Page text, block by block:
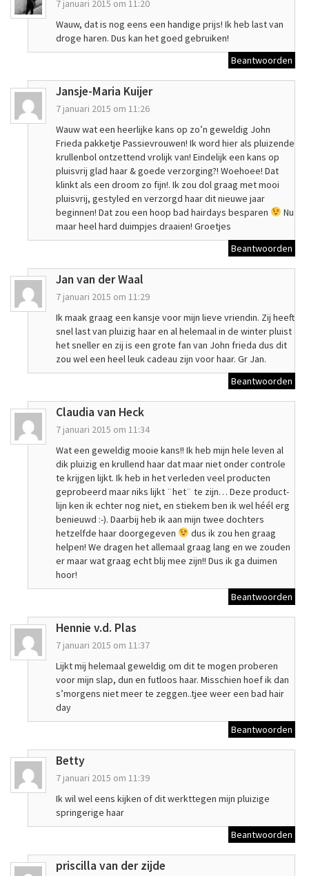
7 januari 2015 om 11:20
Wauw, dat is nog eens een handige prijs! Ik heb last van
droge haren. Dus kan het goed gebruiken!
Beantwoorden
Jansje-Maria Kuijer
7 januari 2015 om 11:26
Wauw wat een heerlijke kans op zo’n geweldig John
Frieda pakketje Passievrouwen! Ik word hier als pluizende
krullenbol ontzettend vrolijk van! Eindelijk een kans op
pluisvrij glad haar & goede verzorging?! Woehoee! Dat
klinkt als een droom zo fijn!. Ik zou dol graag met mooi
pluisvrij, gestyled en verzorgd haar dit nieuwe jaar
beginnen! Dat zou een hoop bad hairdays besparen
Nu
maar heel hard duimpjes draaien! Groetjes
Beantwoorden
Jan van der Waal
7 januari 2015 om 11:29
Ik maak graag een kansje voor mijn lieve vriendin. Zij heeft
snel last van pluizig haar en al helemaal in de winter pluist
het sneller en zij is een grote fan van John frieda dus dit
zou wel een heel leuk cadeau zijn voor haar. Gr Jan.
Beantwoorden
Claudia van Heck
7 januari 2015 om 11:34
Wat een geweldig mooie kans!! Ik heb mijn hele leven al
dik pluizig en krullend haar dat maar niet onder controle
te krijgen lijkt. Ik heb in het verleden veel producten
geprobeerd maar niks lijkt ¨het¨ te zijn… Deze product-
lijn ken ik echter nog niet, en stiekem ben ik wel héél erg
benieuwd :-). Daarbij heb ik aan mijn twee dochters
hetzelfde haar doorgegeven
dus ik zou hen graag
helpen! We dragen het allemaal graag lang en we zouden
er maar wat graag echt blij mee zijn!! Dus ik ga duimen
hoor!
Beantwoorden
Hennie v.d. Plas
7 januari 2015 om 11:37
Lijkt mij helemaal geweldig om dit te mogen proberen
voor mijn slap, dun en futloos haar. Misschien hoef ik dan
s’morgens niet meer te zeggen..tjee weer een bad hair
day
Beantwoorden
Betty
7 januari 2015 om 11:39
Ik wil wel eens kijken of dit werkttegen mijn pluizige
springerige haar
Beantwoorden
priscilla van der zijde